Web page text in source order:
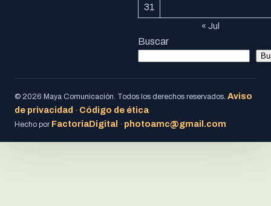
31
« Jul
Buscar
© 2026 Maya Comunicación. Todos los derechos reservados. Aviso
de privacidad · Código de ética
Hecho por FactoriaDigital · photoamc@gmail.com